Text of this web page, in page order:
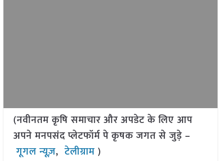
(नवीनतम कृषि समाचार और अपडेट के लिए आप
अपने मनपसंद प्लेटफॉर्म पे कृषक जगत से जुड़े –
गूगल न्यूज़,टेलीग्राम )